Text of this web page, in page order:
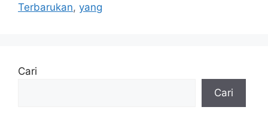
Terbarukan, yang
Cari
Cari